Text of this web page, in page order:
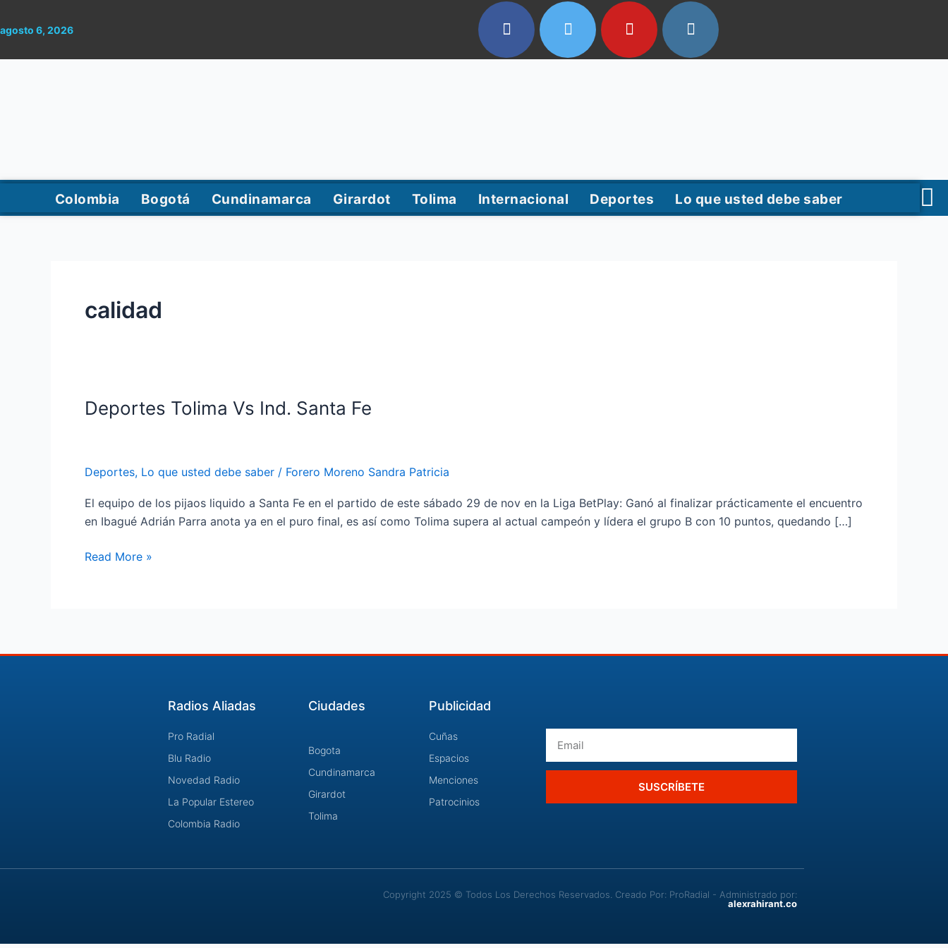
al
agosto 6, 2026
Colombia Bogotá Cundinamarca Girardot Tolima Internacional Deportes Lo que usted debe saber
calidad
Deportes Tolima Vs Ind. Santa Fe
Deportes, Lo que usted debe saber / Forero Moreno Sandra Patricia
El equipo de los pijaos liquido a Santa Fe en el partido de este sábado 29 de nov en la Liga BetPlay: Ganó al finalizar prácticamente el encuentro
en Ibagué Adrián Parra anota ya en el puro final, es así como Tolima supera al actual campeón y lídera el grupo B con 10 puntos, quedando […]
Deportes
Tolima
Santa
Fe
Read More »
Radios Aliadas
Pro Radial
Blu Radio
Novedad Radio
La Popular Estereo
Colombia Radio
Ciudades
Bogota
Cundinamarca
Girardot
Tolima
Publicidad
Cuñas
Espacios
Menciones
Patrocinios
SUSCRÍBETE
Copyright 2025 © Todos Los Derechos Reservados. Creado Por: ProRadial - Administrado por:
alexrahirant.co